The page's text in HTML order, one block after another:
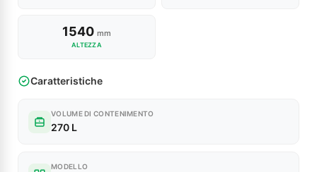
1540 mm
ALTEZZA
Caratteristiche
L
VOLUME DI CONTENIMENTO
270 L
MODELLO